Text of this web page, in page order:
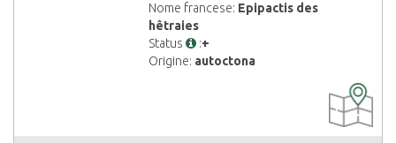
Nome francese: Epipactis des
hêtraies
Status
:+
Origine: autoctona
DISPONIBILE